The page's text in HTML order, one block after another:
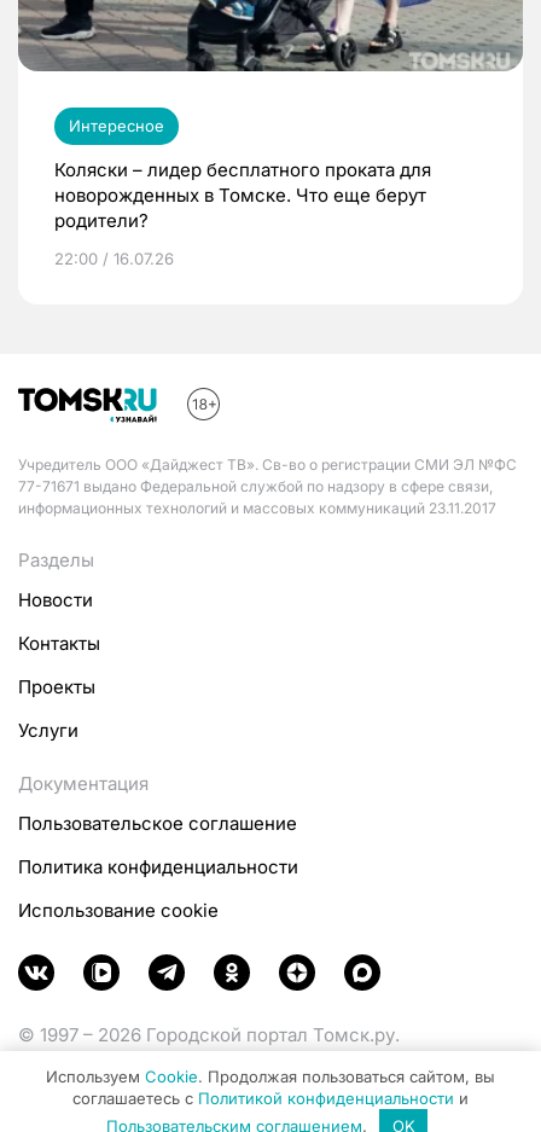
Интересное
Коляски – лидер бесплатного проката для
новорожденных в Томске. Что еще берут
родители?
22:00 / 16.07.26
Учредитель ООО «Дайджест ТВ». Св-во о регистрации СМИ ЭЛ №ФС
77-71671 выдано Федеральной службой по надзору в сфере связи,
информационных технологий и массовых коммуникаций 23.11.2017
Разделы
Новости
Контакты
Проекты
Услуги
Документация
Пользовательское соглашение
Политика конфиденциальности
Использование cookie
© 1997 – 2026 Городской портал Томск.ру.
Министерства цифрового развития, связи и массовых
коммуникаций Российской Федерации.
Используем Cookie. Продолжая пользоваться сайтом, вы
соглашаетесь с Политикой конфиденциальности и
Пользовательским соглашением. OK